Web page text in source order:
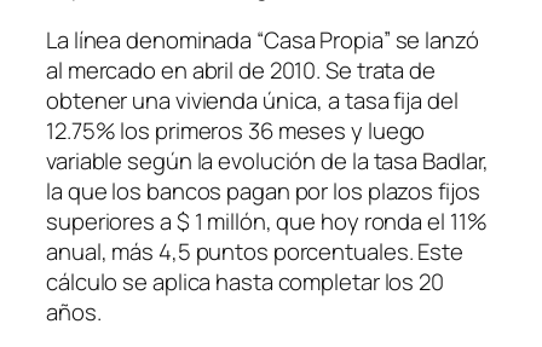
La línea denominada “Casa Propia” se lanzó
al mercado en abril de 2010. Se trata de
obtener una vivienda única, a tasa fija del
12.75% los primeros 36 meses y luego
variable según la evolución de la tasa Badlar,
la que los bancos pagan por los plazos fijos
superiores a $ 1 millón, que hoy ronda el 11%
anual, más 4,5 puntos porcentuales. Este
cálculo se aplica hasta completar los 20
años.